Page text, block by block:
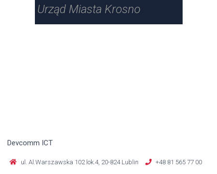
Urząd Miasta Krosno
Devcomm ICT
ul. Al.Warszawska 102 lok.4, 20-824 Lublin +48 81 565 77 00